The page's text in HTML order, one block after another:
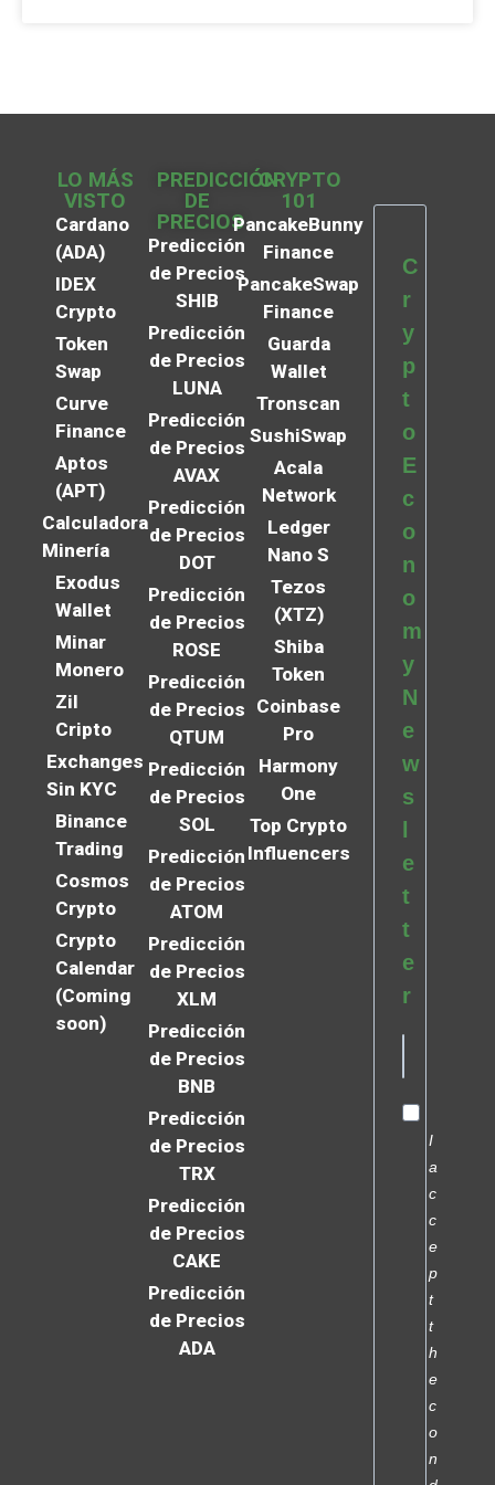
LO MÁS
VISTO
Cardano
(ADA)
IDEX
Crypto
Token
Swap
Curve
Finance
Aptos
(APT)
Calculadora
Minería
Exodus
Wallet
Minar
Monero
Zil
Cripto
Exchanges
Sin KYC
Binance
Trading
Cosmos
Crypto
Crypto
Calendar
(Coming
soon)
PREDICCIÓN
DE
PRECIOS
Predicción
de Precios
SHIB
Predicción
de Precios
LUNA
Predicción
de Precios
AVAX
Predicción
de Precios
DOT
Predicción
de Precios
ROSE
Predicción
de Precios
QTUM
Predicción
de Precios
SOL
Predicción
de Precios
ATOM
Predicción
de Precios
XLM
Predicción
de Precios
BNB
Predicción
de Precios
TRX
Predicción
de Precios
CAKE
Predicción
de Precios
ADA
CRYPTO
101
PancakeBunny
Finance
PancakeSwap
Finance
Guarda
Wallet
Tronscan
SushiSwap
Acala
Network
Ledger
Nano S
Tezos
(XTZ)
Shiba
Token
Coinbase
Pro
Harmony
One
Top Crypto
Influencers
C
r
y
p
t
o
E
c
o
n
o
m
y
N
e
w
s
e
t
t
e
r
I
a
c
c
e
p
t
t
h
e
c
o
n